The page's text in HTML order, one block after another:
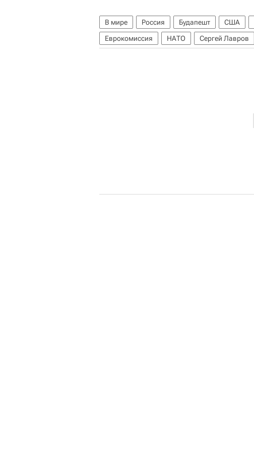
В мире Россия Будапешт США
Еврокомиссия
НАТО Сергей Лавров